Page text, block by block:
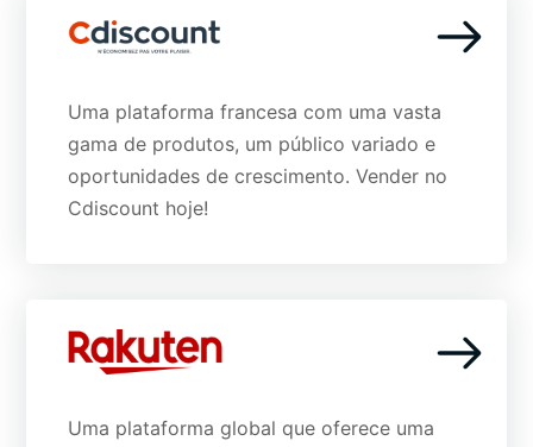
Uma plataforma francesa com uma vasta
gama de produtos, um público variado e
oportunidades de crescimento. Vender no
Cdiscount hoje!
Uma plataforma global que oferece uma